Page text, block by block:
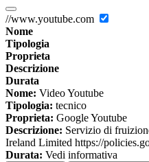
//www.youtube.com
Nome
Tipologia
Proprieta
Descrizione
Durata
Nome: Video Youtube
Tipologia: tecnico
Proprieta: Google Youtube
Descrizione: Servizio di
Ireland Limited https://
Durata: Vedi informativa